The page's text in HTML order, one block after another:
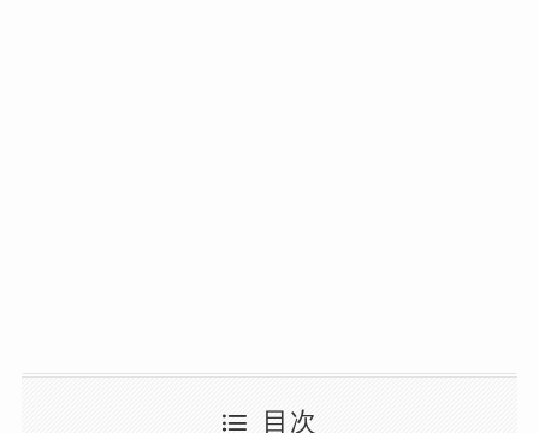
目次